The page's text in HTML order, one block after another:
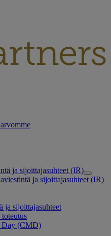
ja sijoittajasuhteet (IR)
ja sijoittajasuhteet (IR)
ja sijoittajasuhteet
Day (CMD)